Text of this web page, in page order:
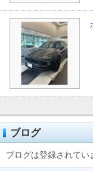
ブログ
ブログは登録されてい